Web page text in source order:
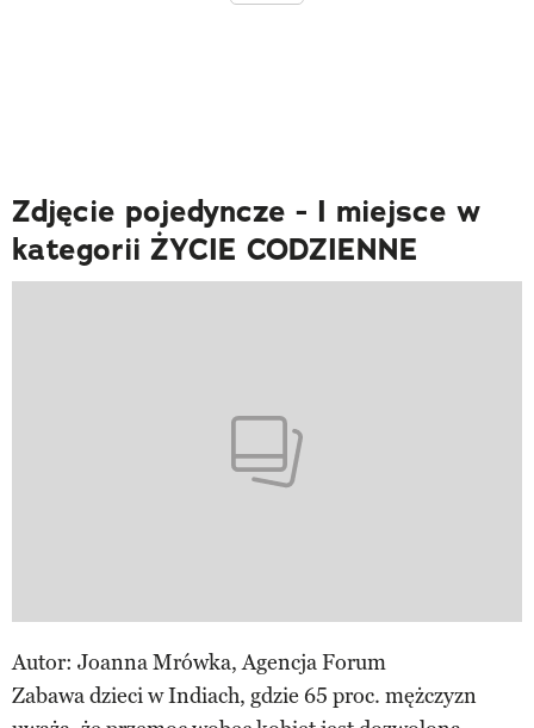
Zdjęcie pojedyncze - I miejsce w
kategorii ŻYCIE CODZIENNE
Autor: Joanna Mrówka, Agencja Forum
Zabawa dzieci w Indiach, gdzie 65 proc. mężczyzn